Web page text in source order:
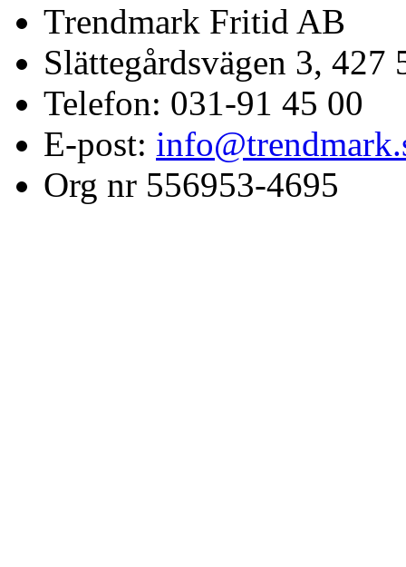
Trendmark Fritid AB
Slättegårdsvägen 3,
Telefon: 031-91 45 00
E-post:
Org nr 556953-4695